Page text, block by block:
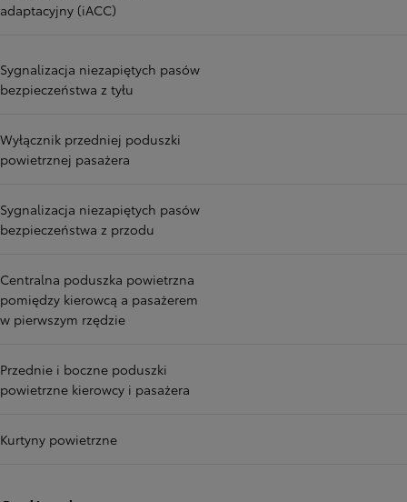
adaptacyjny (iACC)
Sygnalizacja niezapiętych pasów
bezpieczeństwa z tyłu
Wyłącznik przedniej poduszki
powietrznej pasażera
Sygnalizacja niezapiętych pasów
bezpieczeństwa z przodu
Centralna poduszka powietrzna
pomiędzy kierowcą a pasażerem
w pierwszym rzędzie
Przednie i boczne poduszki
powietrzne kierowcy i pasażera
Kurtyny powietrzne